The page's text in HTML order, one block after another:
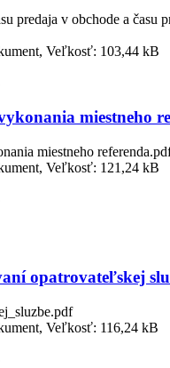
predaja v obchode a času
Veľkosť: 103,44 kB
miestneho
miestneho
Veľkosť: 121,24 kB
opatrovateľskej
Veľkosť: 116,24 kB